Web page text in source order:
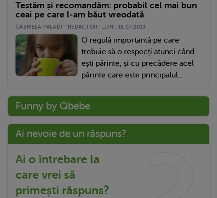
Testăm și recomandăm: probabil cel mai bun
ceai pe care l-am băut vreodată
GABRIELA PALADI - REDACTOR | LUNI, 15.07.2019
O regulă importantă pe care
trebuie să o respecți atunci când
ești părinte, și cu precădere acel
părinte care este principalul...
Funny by Qbebe
Ai nevoie de un răspuns?
Ai o întrebare la
care vrei să
primești răspuns?